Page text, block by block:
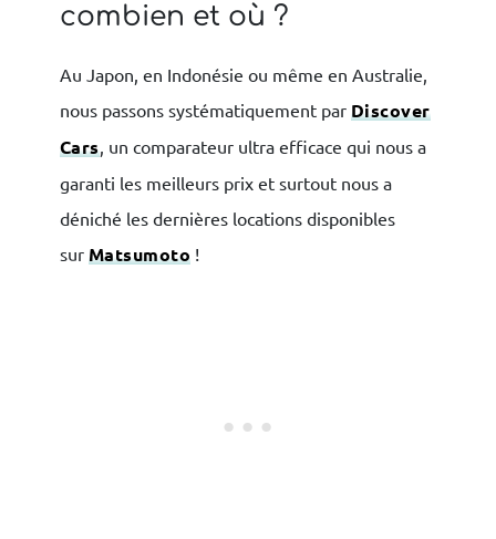
combien et où ?
Au Japon, en Indonésie ou même en Australie,
nous passons systématiquement par Discover
Cars, un comparateur ultra efficace qui nous a
garanti les meilleurs prix et surtout nous a
déniché les dernières locations disponibles
sur Matsumoto !